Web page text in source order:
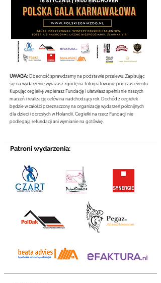
UWAGA:Obecność sprawdzamy na podstawie przelewu. Zapisując
się na wydarzenie wyrażasz zgodę na fotografowanie podczas eventu.
Kupując cegiełkę wspierasz Fundację i ułatwiasz spełnianie naszych
marzeń i realizację celów na nadchodzący rok. Dochód z cegiełek
będzie w całości przeznaczony na organizację wydarzeń polonijnych
dla dzieci i dorosłych w Holandii. Cegiełki na rzecz Fundacji nie
podlegają refundacji ani wymianie na gotówkę.
Patroni wydarzenia: